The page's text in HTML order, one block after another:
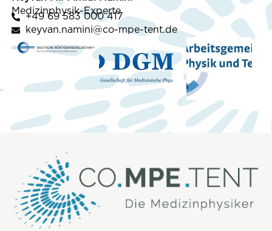
Me­di­zin­phy­sik-Ex­per­te
+49 69 583 000 417
keyvan.namini@co-mpe-tent.de